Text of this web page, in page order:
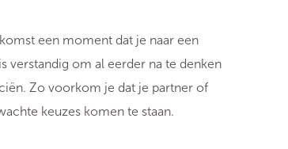
een moment dat je naar een
verstandig om al eerder na te denken
Zo voorkom je dat je partner of
keuzes komen te staan.